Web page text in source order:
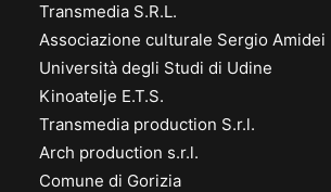
Transmedia S.R.L.
Associazione culturale Sergio Amidei
Università degli Studi di Udine
Kinoatelje E.T.S.
Transmedia production S.r.l.
Arch production s.r.l.
Comune di Gorizia